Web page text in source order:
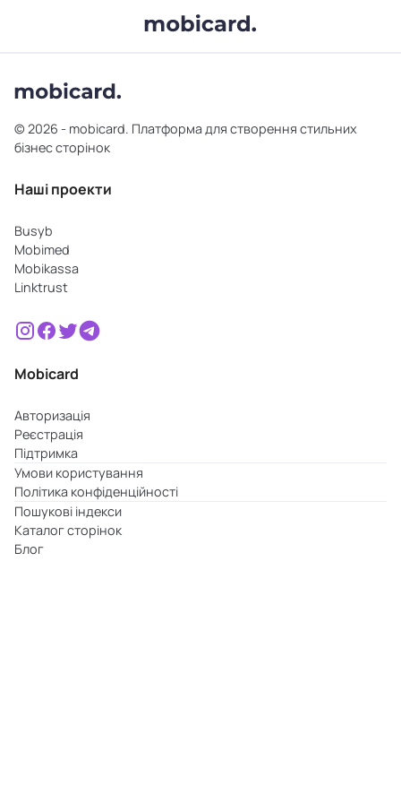
© 2026 - mobicard. Платформа для створення стильних
бізнес сторінок
Наші проекти
Busyb
Mobimed
Mobikassa
Linktrust
Mobicard
Авторизація
Реєстрація
Підтримка
Умови користування
Політика конфіденційності
Пошукові індекси
Каталог сторінок
Блог